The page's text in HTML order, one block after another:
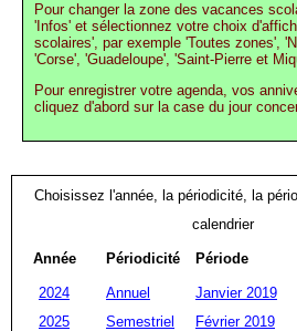
Pour changer la zone des vacances
'Infos' et sélectionnez votre choix
scolaires', par exemple 'Toutes zones',
'Corse', 'Guadeloupe', 'Saint-Pierre et
Pour enregistrer votre agenda, vos
cliquez d'abord sur la case du jour
Choisissez l'année, la périodicité, la
calendrier
Année
2024
2025
Périodicité
Annuel
Semestriel
Période
Janvier 2019
Février 2019